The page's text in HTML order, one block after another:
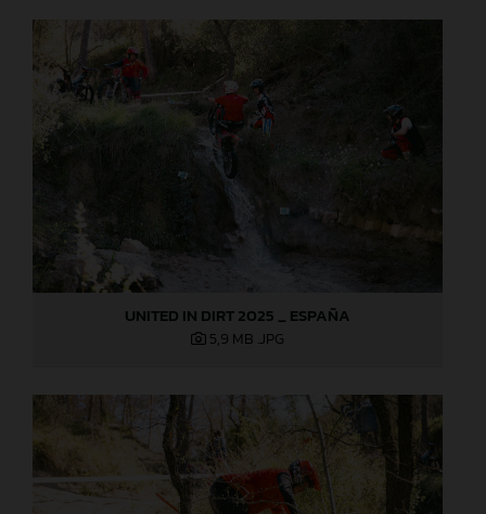
UNITED IN DIRT 2025 _ ESPAÑA
5,9 MB .JPG